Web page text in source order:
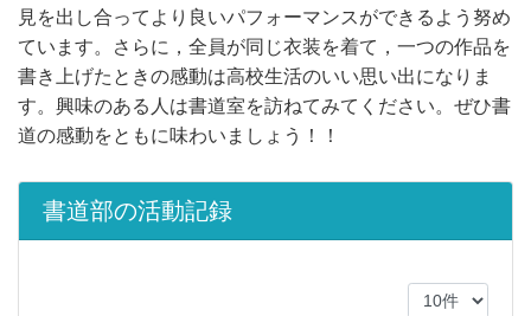
見を出し合ってより良いパフォーマンスができるよう努め
ています。さらに，全員が同じ衣装を着て，一つの作品を
書き上げたときの感動は高校生活のいい思い出になりま
す。興味のある人は書道室を訪ねてみてください。ぜひ書
道の感動をともに味わいましょう！！
書道部の活動記録